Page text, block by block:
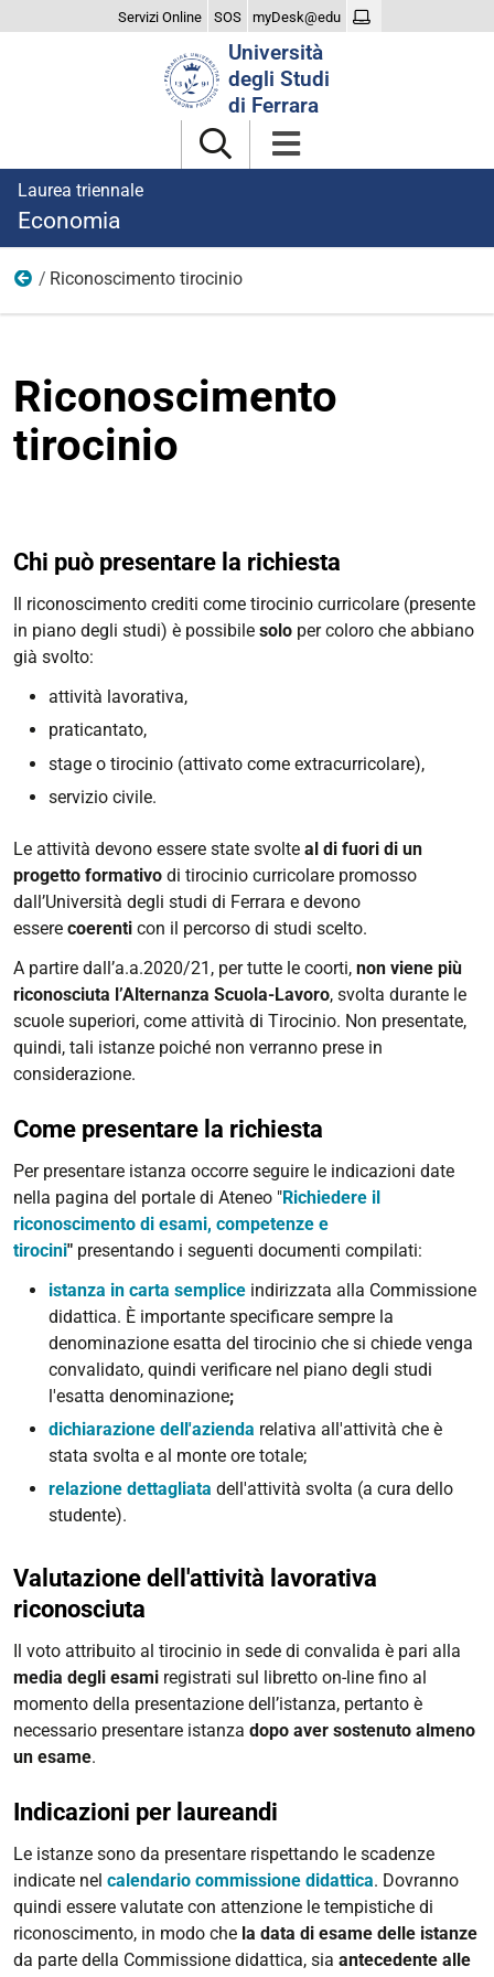
Servizi Online SOS myDesk@edu
Università
degli Studi
di Ferrara
Laurea triennale
Economia
Tirocinio
Riconoscimento tirocinio
Riconoscimento
tirocinio
Chi può presentare la richiesta
Il riconoscimento crediti come tirocinio curricolare (presente
in piano degli studi) è possibile solo per coloro che abbiano
già svolto:
attività lavorativa,
praticantato,
stage o tirocinio (attivato come extracurricolare),
servizio civile.
Le attività devono essere state svolte al di fuori di un
progetto formativo di tirocinio curricolare promosso
dall’Università degli studi di Ferrara e devono
essere coerenti con il percorso di studi scelto.
A partire dall’a.a.2020/21, per tutte le coorti, non viene più
riconosciuta l’Alternanza Scuola-Lavoro, svolta durante le
scuole superiori, come attività di Tirocinio. Non presentate,
quindi, tali istanze poiché non verranno prese in
considerazione.
Come presentare la richiesta
Per presentare istanza occorre seguire le indicazioni date
nella pagina del portale di Ateneo "Richiedere il
riconoscimento di esami, competenze e
tirocini" presentando i seguenti documenti compilati:
istanza in carta semplice indirizzata alla Commissione
didattica. È importante specificare sempre la
denominazione esatta del tirocinio che si chiede venga
convalidato, quindi verificare nel piano degli studi
l'esatta denominazione;
dichiarazione dell'azienda relativa all'attività che è
stata svolta e al monte ore totale;
relazione dettagliata dell'attività svolta (a cura dello
studente).
Valutazione dell'attività lavorativa
riconosciuta
Il voto attribuito al tirocinio in sede di convalida è pari alla
media degli esami registrati sul libretto on-line fino al
momento della presentazione dell’istanza, pertanto è
necessario presentare istanza dopo aver sostenuto almeno
un esame.
Indicazioni per laureandi
Le istanze sono da presentare rispettando le scadenze
indicate nel calendario commissione didattica. Dovranno
quindi essere valutate con attenzione le tempistiche di
riconoscimento, in modo che la data di esame delle istanze
da parte della Commissione didattica, sia antecedente alle